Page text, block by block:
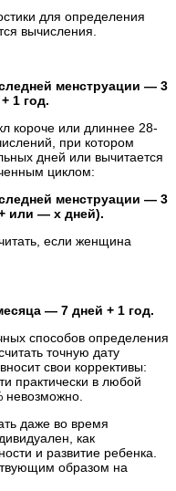
для определения
вычисления.
менструации — 3
1 год.
короче или длиннее 28-
при котором
дней или вычитается
циклом:
менструации — 3
или — х дней).
если женщина
— 7 дней + 1 год.
способов определения
точную дату
свои коррективы:
практически в любой
невозможно.
даже во время
как
и развитие ребенка.
образом на